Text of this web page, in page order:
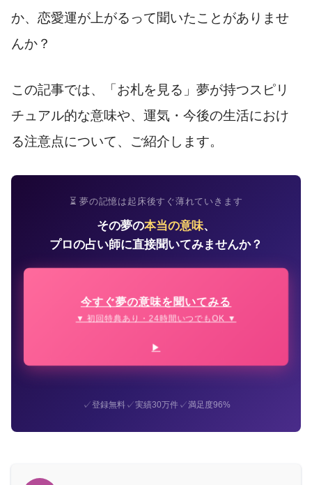
か、恋愛運が上がるって聞いたことがありませ
んか？
この記事では、「お札を見る」夢が持つスピリ
チュアル的な意味や、運気・今後の生活におけ
る注意点について、ご紹介します。
⏳ 夢の記憶は起床後すぐ薄れていきます
その夢の本当の意味、
プロの占い師に直接聞いてみませんか？
今すぐ夢の意味を聞いてみる
▼ 初回特典あり・24時間いつでもOK ▼
✓登録無料✓実績30万件✓満足度96%